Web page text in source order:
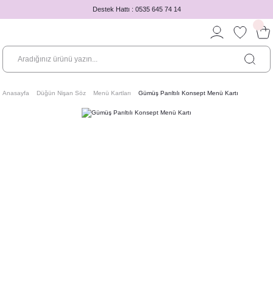
Destek Hattı : 0535 645 74 14
Anasayfa Düğün Nişan Söz Menü Kartları Gümüş Parıltılı Konsept Menü Kartı